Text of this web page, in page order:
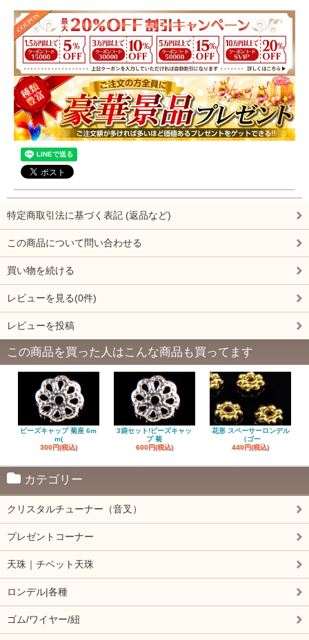
特定商取引法に基づく表記 (返品など)
この商品について問い合わせる
買い物を続ける
レビューを見る(0件)
レビューを投稿
この商品を買った人はこんな商品も買ってます
ビーズキャップ 菊座 6m
m(
300円(税込)
3袋セット!ビーズキャッ
プ 菊
600円(税込)
花形 スペーサーロンデル
（ゴー
440円(税込)
カテゴリー
クリスタルチューナー（音叉）
プレゼントコーナー
天珠｜チベット天珠
ロンデル|各種
ゴム/ワイヤー/紐